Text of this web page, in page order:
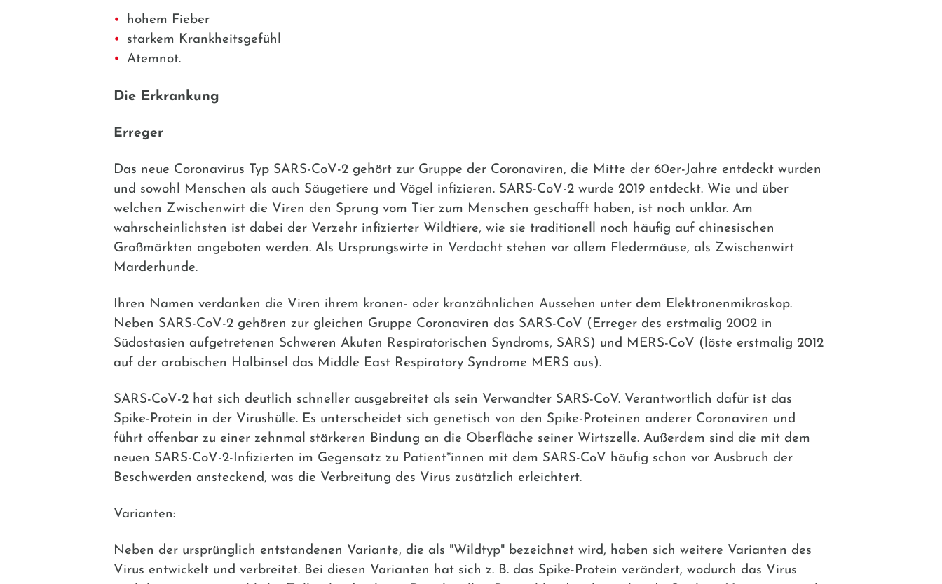
hohem Fieber
starkem Krankheitsgefühl
Atemnot.
Die Erkrankung
Erreger
Das neue Coronavirus Typ SARS-CoV-2 gehört zur Gruppe der Coronaviren, die Mitte der 60er-Jahre entdeckt wurden
und sowohl Menschen als auch Säugetiere und Vögel infizieren. SARS-CoV-2 wurde 2019 entdeckt. Wie und über
welchen Zwischenwirt die Viren den Sprung vom Tier zum Menschen geschafft haben, ist noch unklar. Am
wahrscheinlichsten ist dabei der Verzehr infizierter Wildtiere, wie sie traditionell noch häufig auf chinesischen
Großmärkten angeboten werden. Als Ursprungswirte in Verdacht stehen vor allem Fledermäuse, als Zwischenwirt
Marderhunde.
Ihren Namen verdanken die Viren ihrem kronen- oder kranzähnlichen Aussehen unter dem Elektronenmikroskop.
Neben SARS-CoV-2 gehören zur gleichen Gruppe Coronaviren das SARS-CoV (Erreger des erstmalig 2002 in
Südostasien aufgetretenen Schweren Akuten Respiratorischen Syndroms, SARS) und MERS-CoV (löste erstmalig 2012
auf der arabischen Halbinsel das Middle East Respiratory Syndrome MERS aus).
SARS-CoV-2 hat sich deutlich schneller ausgebreitet als sein Verwandter SARS-CoV. Verantwortlich dafür ist das
Spike-Protein in der Virushülle. Es unterscheidet sich genetisch von den Spike-Proteinen anderer Coronaviren und
führt offenbar zu einer zehnmal stärkeren Bindung an die Oberfläche seiner Wirtszelle. Außerdem sind die mit dem
neuen SARS-CoV-2-Infizierten im Gegensatz zu Patient*innen mit dem SARS-CoV häufig schon vor Ausbruch der
Beschwerden ansteckend, was die Verbreitung des Virus zusätzlich erleichtert.
Varianten:
Neben der ursprünglich entstandenen Variante, die als "Wildtyp" bezeichnet wird, haben sich weitere Varianten des
Virus entwickelt und verbreitet. Bei diesen Varianten hat sich z. B. das Spike-Protein verändert, wodurch das Virus